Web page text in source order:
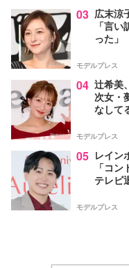
03 広末涼
「言
った」
モデルプレス
04 辻希美
次女・
なして
モデルプレス
05 レイン
「コ
テレビ
モデルプレス